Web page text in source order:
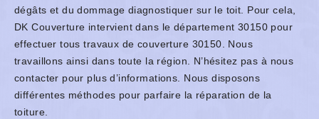
dégâts et du dommage diagnostiquer sur le toit. Pour cela,
DK Couverture intervient dans le département 30150 pour
effectuer tous travaux de couverture 30150. Nous
travaillons ainsi dans toute la région. N’hésitez pas à nous
contacter pour plus d’informations. Nous disposons
différentes méthodes pour parfaire la réparation de la
toiture.